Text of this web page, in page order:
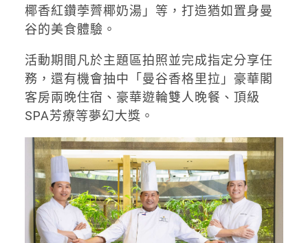
椰香紅鑽荸薺椰奶湯」等，打造猶如置身曼
谷的美食體驗。
活動期間凡於主題區拍照並完成指定分享任
務，還有機會抽中「曼谷香格里拉」豪華閣
客房兩晚住宿、豪華遊輪雙人晚餐、頂級
SPA芳療等夢幻大獎。